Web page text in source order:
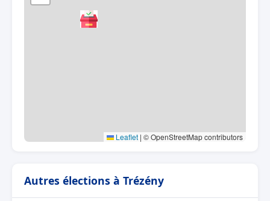
Leaflet | © OpenStreetMap contributors
Autres élections à Trézény